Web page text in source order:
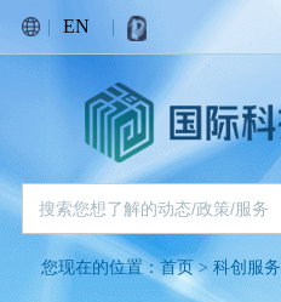
| EN |
您现在的位置：首页>科创服务